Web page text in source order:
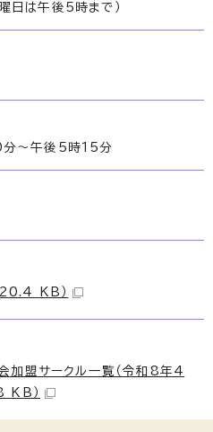
日は午後5時まで）
分～午後5時15分
20.4 KB）
加盟サークル一覧（令和8年4
KB）